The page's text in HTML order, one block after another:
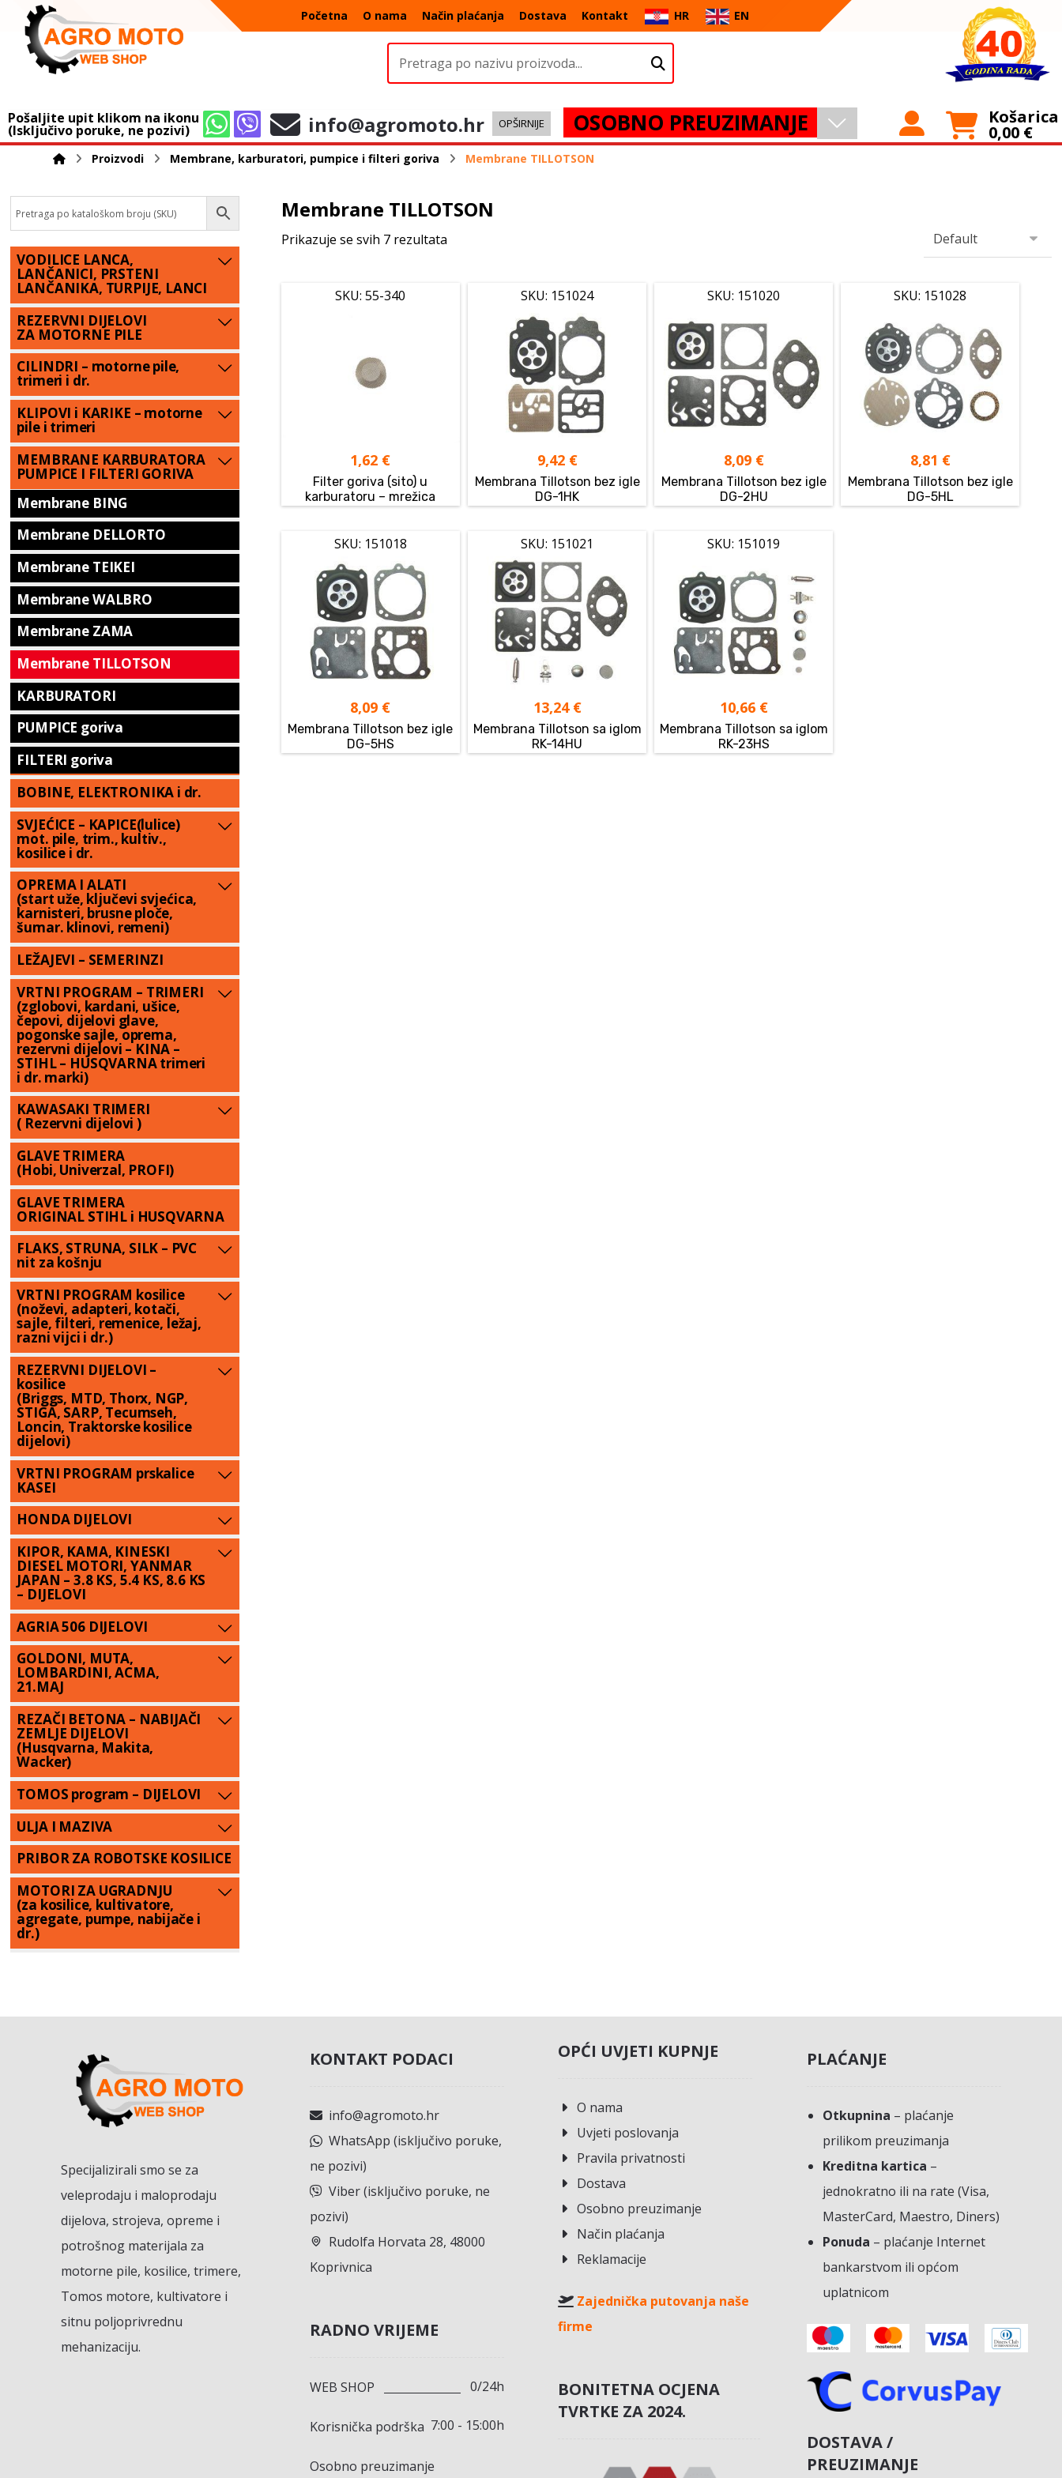
Početna O nama Način plaćanja Dostava Kontakt HR EN
Pošaljite upit klikom na ikonu
(Isključivo poruke, ne pozivi) info@agromoto.hr OPŠIRNIJE OSOBNO PREUZIMANJE Košarica
0,00 €
Proizvodi Membrane, karburatori, pumpice i filteri goriva Membrane TILLOTSON
Membrane TILLOTSON
Prikazuje se svih 7 rezultata
SKU: 55-340
1,62 €
Filter goriva (sito) u
karburatoru – mrežica
SKU: 151024
9,42 €
Membrana Tillotson bez igle
DG-1HK
SKU: 151020
8,09 €
Membrana Tillotson bez igle
DG-2HU
SKU: 151028
8,81 €
Membrana Tillotson bez igle
DG-5HL
SKU: 151018
8,09 €
Membrana Tillotson bez igle
DG-5HS
SKU: 151021
13,24 €
Membrana Tillotson sa iglom
RK-14HU
SKU: 151019
10,66 €
Membrana Tillotson sa iglom
RK-23HS
VODILICE LANCA,
LANČANICI, PRSTENI
LANČANIKA, TURPIJE, LANCI
REZERVNI DIJELOVI
ZA MOTORNE PILE
CILINDRI – motorne pile,
trimeri i dr.
KLIPOVI i KARIKE – motorne
pile i trimeri
MEMBRANE KARBURATORA
PUMPICE I FILTERI GORIVA
Membrane BING
Membrane DELLORTO
Membrane TEIKEI
Membrane WALBRO
Membrane ZAMA
Membrane TILLOTSON
KARBURATORI
PUMPICE goriva
FILTERI goriva
BOBINE, ELEKTRONIKA i dr.
SVJEĆICE – KAPICE(lulice)
mot. pile, trim., kultiv.,
kosilice i dr.
OPREMA I ALATI
(start uže, ključevi svjećica,
karnisteri, brusne ploče,
šumar. klinovi, remeni)
LEŽAJEVI – SEMERINZI
VRTNI PROGRAM – TRIMERI
(zglobovi, kardani, ušice,
čepovi, dijelovi glave,
pogonske sajle, oprema,
rezervni dijelovi – KINA –
STIHL – HUSQVARNA trimeri
i dr. marki)
KAWASAKI TRIMERI
( Rezervni dijelovi )
GLAVE TRIMERA
(Hobi, Univerzal, PROFI)
GLAVE TRIMERA
ORIGINAL STIHL i HUSQVARNA
FLAKS, STRUNA, SILK – PVC
nit za košnju
VRTNI PROGRAM kosilice
(noževi, adapteri, kotači,
sajle, filteri, remenice, ležaj,
razni vijci i dr.)
REZERVNI DIJELOVI –
kosilice
(Briggs, MTD, Thorx, NGP,
STIGA, SARP, Tecumseh,
Loncin, Traktorske kosilice
dijelovi)
VRTNI PROGRAM prskalice
KASEI
HONDA DIJELOVI
KIPOR, KAMA, KINESKI
DIESEL MOTORI, YANMAR
JAPAN – 3.8 KS, 5.4 KS, 8.6 KS
– DIJELOVI
AGRIA 506 DIJELOVI
GOLDONI, MUTA,
LOMBARDINI, ACMA,
21.MAJ
REZAČI BETONA – NABIJAČI
ZEMLJE DIJELOVI
(Husqvarna, Makita,
Wacker)
TOMOS program – DIJELOVI
ULJA I MAZIVA
PRIBOR ZA ROBOTSKE KOSILICE
MOTORI ZA UGRADNJU
(za kosilice, kultivatore,
agregate, pumpe, nabijače i
dr.)
Specijalizirali smo se za
veleprodaju i maloprodaju
dijelova, strojeva, opreme i
potrošnog materijala za
motorne pile, kosilice, trimere,
Tomos motore, kultivatore i
sitnu poljoprivrednu
mehanizaciju.
KONTAKT PODACI
info@agromoto.hr
WhatsApp (isključivo poruke,
ne pozivi)
Viber (isključivo poruke, ne
pozivi)
Rudolfa Horvata 28, 48000
Koprivnica
RADNO VRIJEME
WEB SHOP 0/24h
Korisnička podrška 7:00 - 15:00h
Osobno preuzimanje
OPĆI UVJETI KUPNJE
O nama
Uvjeti poslovanja
Pravila privatnosti
Dostava
Osobno preuzimanje
Način plaćanja
Reklamacije
Zajednička putovanja naše
firme
BONITETNA OCJENA
TVRTKE ZA 2024.
PLAĆANJE
Otkupnina – plaćanje
prilikom preuzimanja
Kreditna kartica –
jednokratno ili na rate (Visa,
MasterCard, Maestro, Diners)
Ponuda – plaćanje Internet
bankarstvom ili općom
uplatnicom
DOSTAVA /
PREUZIMANJE